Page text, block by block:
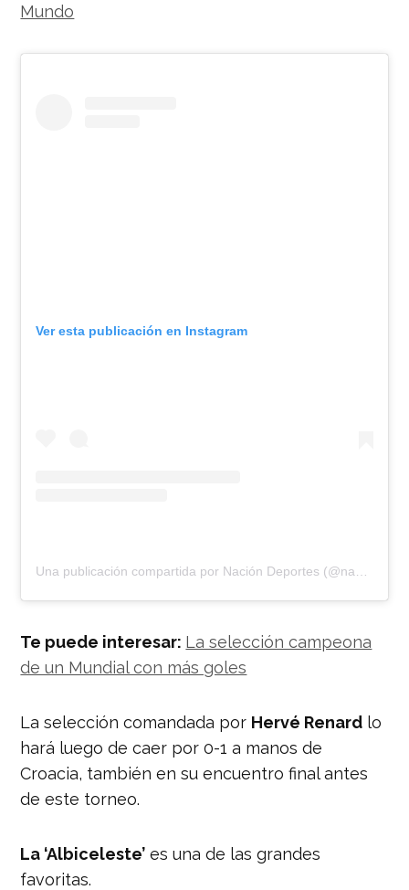
Mundo
Ver esta publicación en Instagram
Te puede interesar: La selección campeona
de un Mundial con más goles
La selección comandada por Hervé Renard lo
hará luego de caer por 0-1 a manos de
Croacia, también en su encuentro final antes
de este torneo.
La ‘Albiceleste’ es una de las grandes
favoritas.